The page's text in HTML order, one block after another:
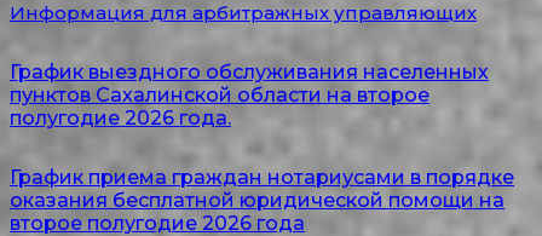
Информация для арбитражных управляющих
График выездного обслуживания населенных
пунктов Сахалинской области на второе
полугодие 2026 года.
График приема граждан нотариусами в порядке
оказания бесплатной юридической помощи на
второе полугодие 2026 года